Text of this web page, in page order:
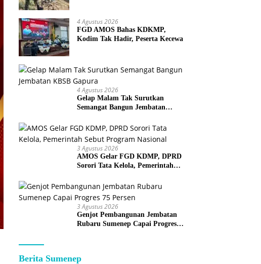
4 Agustus 2026
FGD AMOS Bahas KDKMP,
Kodim Tak Hadir, Peserta Kecewa
4 Agustus 2026
Gelap Malam Tak Surutkan
Semangat Bangun Jembatan
3 Agustus 2026
AMOS Gelar FGD KDMP, DPRD
Sorori Tata Kelola, Pemerintah
3 Agustus 2026
Genjot Pembangunan Jembatan
Rubaru Sumenep Capai Progres
Berita Sumenep